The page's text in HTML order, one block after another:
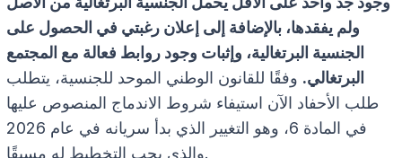
ولم يفقدها، بالإضافة إلى إعلان رغبتي في الحصول على
الجنسية البرتغالية، وإثبات وجود روابط فعالة مع المجتمع
البرتغالي. وفقًا للقانون الوطني الموحد للجنسية، يتطلب
طلب الأحفاد الآن استيفاء شروط الاندماج المنصوص عليها
في المادة 6، وهو التغيير الذي بدأ سريانه في عام 2026
والذي يجب التخطيط له مسبقًا.